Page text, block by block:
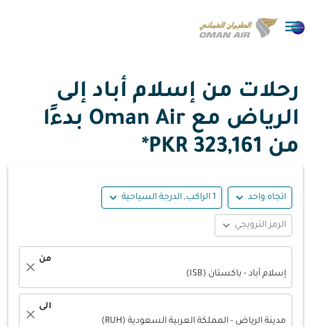

رحلات من إسلام أباد إلى
الرياض مع Oman Air بدءًا
من 323,161 PKR*
اتجاه واحد expand_more 1 الراكب, الدرجة السياحية expand_more
الرمز الترويجي expand_more
من
إسلام أباد - باكستان (ISB)
close
الى
مدينة الرياض - المملكة العربية السعودية (RUH)
close